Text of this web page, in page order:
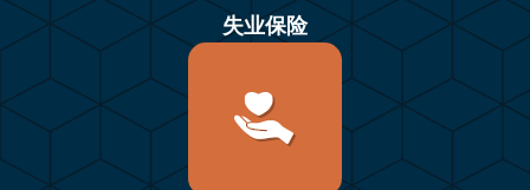
失业保险